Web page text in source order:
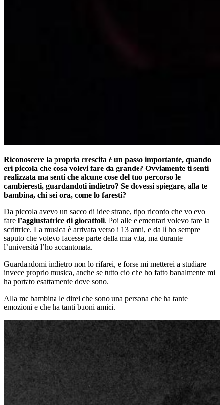
Riconoscere la propria crescita è un passo importante, quando
eri piccola che cosa volevi fare da grande? Ovviamente ti senti
realizzata ma senti che alcune cose del tuo percorso le
cambieresti, guardandoti indietro? Se dovessi spiegare, alla te
bambina, chi sei ora, come lo faresti?
Da piccola avevo un sacco di idee strane, tipo ricordo che volevo
fare l’aggiustatrice di giocattoli. Poi alle elementari volevo fare la
scrittrice. La musica è arrivata verso i 13 anni, e da lì ho sempre
saputo che volevo facesse parte della mia vita, ma durante
l’università l’ho accantonata.
Guardandomi indietro non lo rifarei, e forse mi metterei a studiare
invece proprio musica, anche se tutto ciò che ho fatto banalmente mi
ha portato esattamente dove sono.
Alla me bambina le direi che sono una persona che ha tante
emozioni e che ha tanti buoni amici.